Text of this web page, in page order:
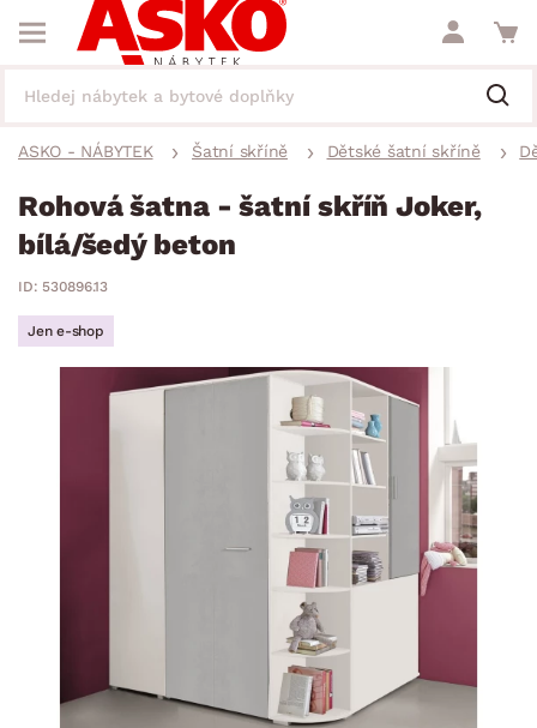
ASKO - NÁBYTEK Šatní skříně Dětské šatní skříně
Rohová šatna - šatní skříň Joker,
bílá/šedý beton
ID: 530896.13
Jen e-shop